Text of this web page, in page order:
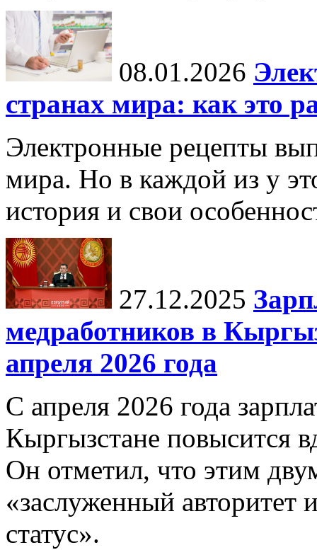
08.01.2026
странах мира: как это
Электронные рецепты
мира. Но в каждой из у
история и свои
27.12.2025
медработников в
апреля 2026 года
С апреля 2026 года
Кыргызстане повысится
Он отметил, что этим
«заслуженный
статус».